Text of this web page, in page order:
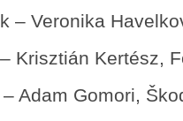
– Veronika
Krisztián Kertész,
Adam Gomori,